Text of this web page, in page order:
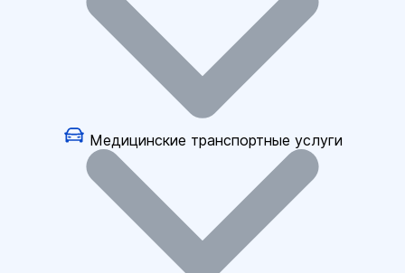
Медицинские транспортные услуги